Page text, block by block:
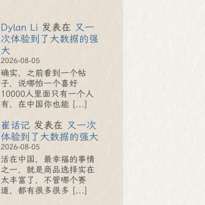
Dylan Li 发表在 又一
次体验到了大数据的强
大
2026-08-05
确实，之前看到一个帖
子，说哪怕一个喜好
10000人里面只有一个人
有，在中国你也能 [...]
崔话记 发表在 又一次
体验到了大数据的强大
2026-08-05
活在中国，最幸福的事情
之一，就是商品选择实在
太丰富了，不管哪个赛
道，都有很多很多 [...]